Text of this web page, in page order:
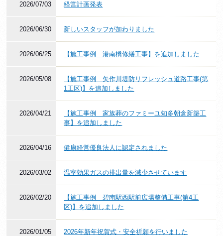
2026/07/03 経営計画発表
2026/06/30 新しいスタッフが加わりました
2026/06/25 【施工事例 港南橋修繕工事】を追加しました
2026/05/08
【施工事例 矢作川堤防リフレッシュ道路工事(第
1工区)】を追加しました
2026/04/21
【施工事例 家族葬のファミーユ知多朝倉新築工
事】を追加しました
2026/04/16 健康経営優良法人に認定されました
2026/03/02 温室効果ガスの排出量を減少させています
2026/02/20
【施工事例 碧南駅西駅前広場整備工事(第4工
区)】を追加しました
2026/01/05 2026年新年祝賀式・安全祈願を行いました